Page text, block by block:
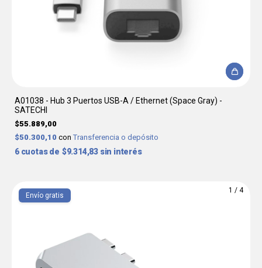
A01038 - Hub 3 Puertos USB-A / Ethernet (Space Gray) -
SATECHI
$55.889,00
$50.300,10 con Transferencia o depósito
6 $9.314,83 sin interés
1 / 4
Envío gratis